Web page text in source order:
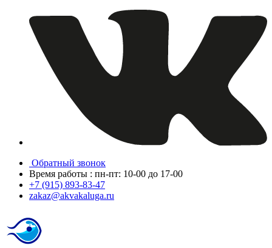
Обратный звонок
Время работы : пн-пт: 10-00 до 17-00
+7 (915) 893-83-47
zakaz@akvakaluga.ru